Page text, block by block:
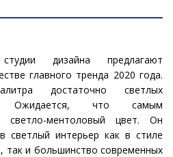
дизайна предлагают
главного тренда 2020 года.
достаточно светлых
Ожидается, что самым
светло-ментоловый цвет. Он
светлый интерьер как в стиле
так и большинство современных